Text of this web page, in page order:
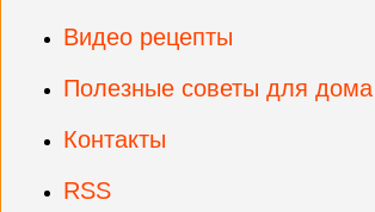
Видео рецепты
Полезные советы для дома
Контакты
RSS